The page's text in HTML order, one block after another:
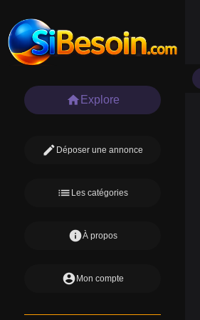
home Explore
edit Déposer une annonce
list Les catégories
infoÀ propos
account_circle Mon compte